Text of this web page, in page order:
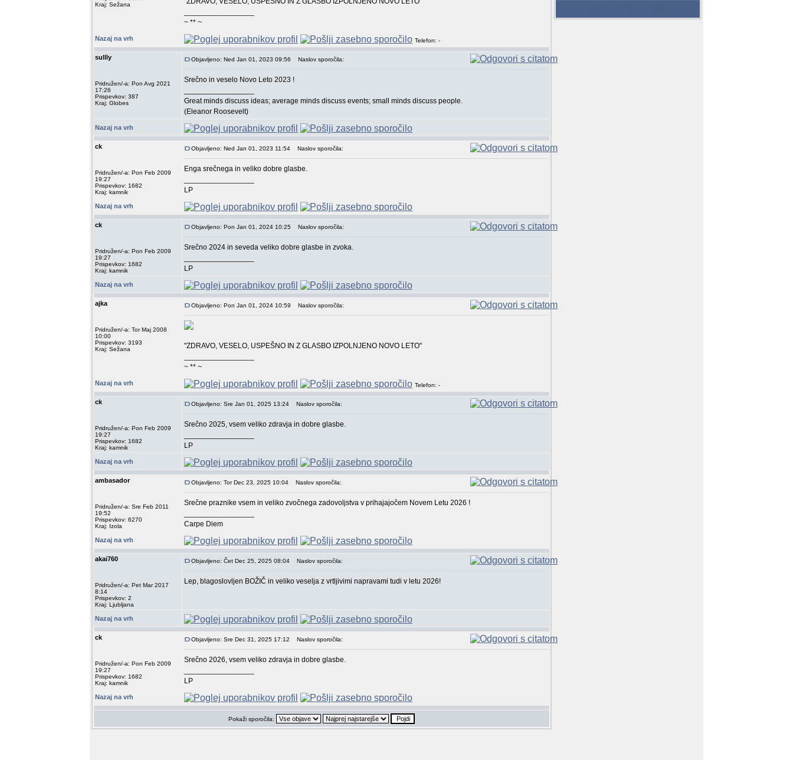
Kraj: Sežana
~ ** ~
Nazaj na vrh Telefon: -
sullly
Pridružen/-a: Pon Avg 2021
17:26
Prispevkov: 387
Kraj: Globes
Objavljeno: Ned Jan 01, 2023 09:56 Naslov sporočila:
Srečno in veselo Novo Leto 2023 !
Great minds discuss ideas; average minds discuss events; small minds discuss people.
(Eleanor Roosevelt)
Nazaj na vrh
ck
Pridružen/-a: Pon Feb 2009
19:27
Prispevkov: 1682
Kraj: kamnik
Objavljeno: Ned Jan 01, 2023 11:54 Naslov sporočila:
Enga srečnega in veliko dobre glasbe.
LP
Nazaj na vrh
ck
Pridružen/-a: Pon Feb 2009
19:27
Prispevkov: 1682
Kraj: kamnik
Objavljeno: Pon Jan 01, 2024 10:25 Naslov sporočila:
Srečno 2024 in seveda veliko dobre glasbe in zvoka.
LP
Nazaj na vrh
ajka
Pridružen/-a: Tor Maj 2008
10:00
Prispevkov: 3193
Kraj: Sežana
Objavljeno: Pon Jan 01, 2024 10:59 Naslov sporočila:
"ZDRAVO, VESELO, USPEŠNO IN Z GLASBO IZPOLNJENO NOVO LETO"
~ ** ~
Nazaj na vrh Telefon: -
ck
Pridružen/-a: Pon Feb 2009
19:27
Prispevkov: 1682
Kraj: kamnik
Objavljeno: Sre Jan 01, 2025 13:24 Naslov sporočila:
Srečno 2025, vsem veliko zdravja in dobre glasbe.
LP
Nazaj na vrh
ambasador
Pridružen/-a: Sre Feb 2011
19:52
Prispevkov: 6270
Kraj: Izola
Objavljeno: Tor Dec 23, 2025 10:04 Naslov sporočila:
Srečne praznike vsem in veliko zvočnega zadovoljstva v prihajajočem Novem Letu 2026 !
Carpe Diem
Nazaj na vrh
akai760
Pridružen/-a: Pet Mar 2017
8:14
Prispevkov: 2
Kraj: Ljubljana
Objavljeno: Čet Dec 25, 2025 08:04 Naslov sporočila:
Lep, blagoslovljen BOŽIČ in veliko veselja z vrtljivimi napravami tudi v letu 2026!
Nazaj na vrh
ck
Pridružen/-a: Pon Feb 2009
19:27
Prispevkov: 1682
Kraj: kamnik
Objavljeno: Sre Dec 31, 2025 17:12 Naslov sporočila:
Srečno 2026, vsem veliko zdravja in dobre glasbe.
LP
Nazaj na vrh
Pokaži sporočila: